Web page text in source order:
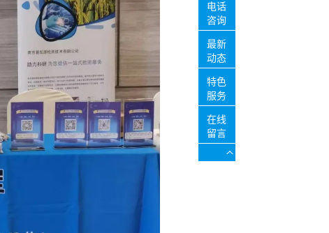
电话
咨询
最新
动态
特色
服务
在线
留言